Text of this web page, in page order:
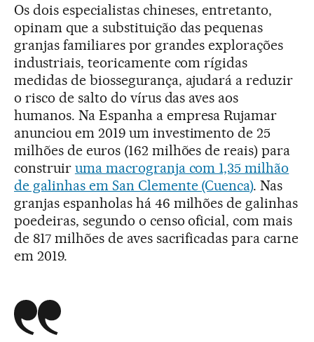
Os dois especialistas chineses, entretanto,
opinam que a substituição das pequenas
granjas familiares por grandes explorações
industriais, teoricamente com rígidas
medidas de biossegurança, ajudará a reduzir
o risco de salto do vírus das aves aos
humanos. Na Espanha a empresa Rujamar
anunciou em 2019 um investimento de 25
milhões de euros (162 milhões de reais) para
construir uma macrogranja com 1,35 milhão
de galinhas em San Clemente (Cuenca). Nas
granjas espanholas há 46 milhões de galinhas
poedeiras, segundo o censo oficial, com mais
de 817 milhões de aves sacrificadas para carne
em 2019.